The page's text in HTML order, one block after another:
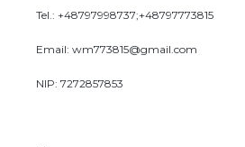
Rejestracja
Tel.: +48797998737;+48797773815
Email: wm773815@gmail.com
NIP: 7272857853